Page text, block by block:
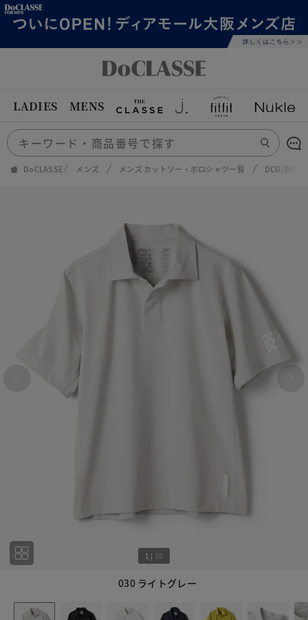
LADIES MENS
DoCLASSE メンズ メンズ カットソー・ポロシャツ一覧 DCG/高機
030 ライトグレー
1 | 30